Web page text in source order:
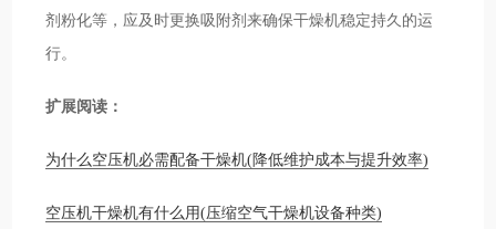
剂粉化等，应及时更换吸附剂来确保干燥机稳定持久的运
行。
扩展阅读：
为什么空压机必需配备干燥机(降低维护成本与提升效率)
空压机干燥机有什么用(压缩空气干燥机设备种类)